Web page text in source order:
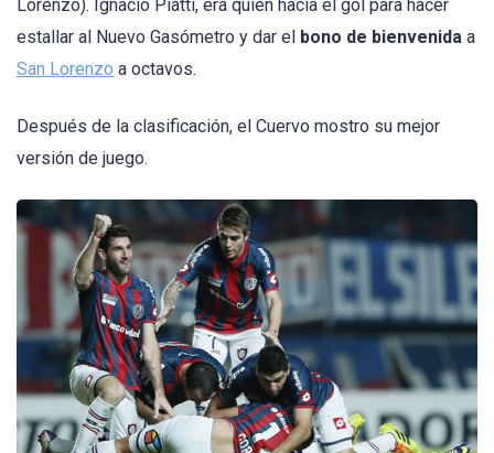
Lorenzo). Ignacio Piatti, era quien hacía el gol para hacer
estallar al Nuevo Gasómetro y dar el bono de bienvenida a
San Lorenzo a octavos.
Después de la clasificación, el Cuervo mostro su mejor
versión de juego.